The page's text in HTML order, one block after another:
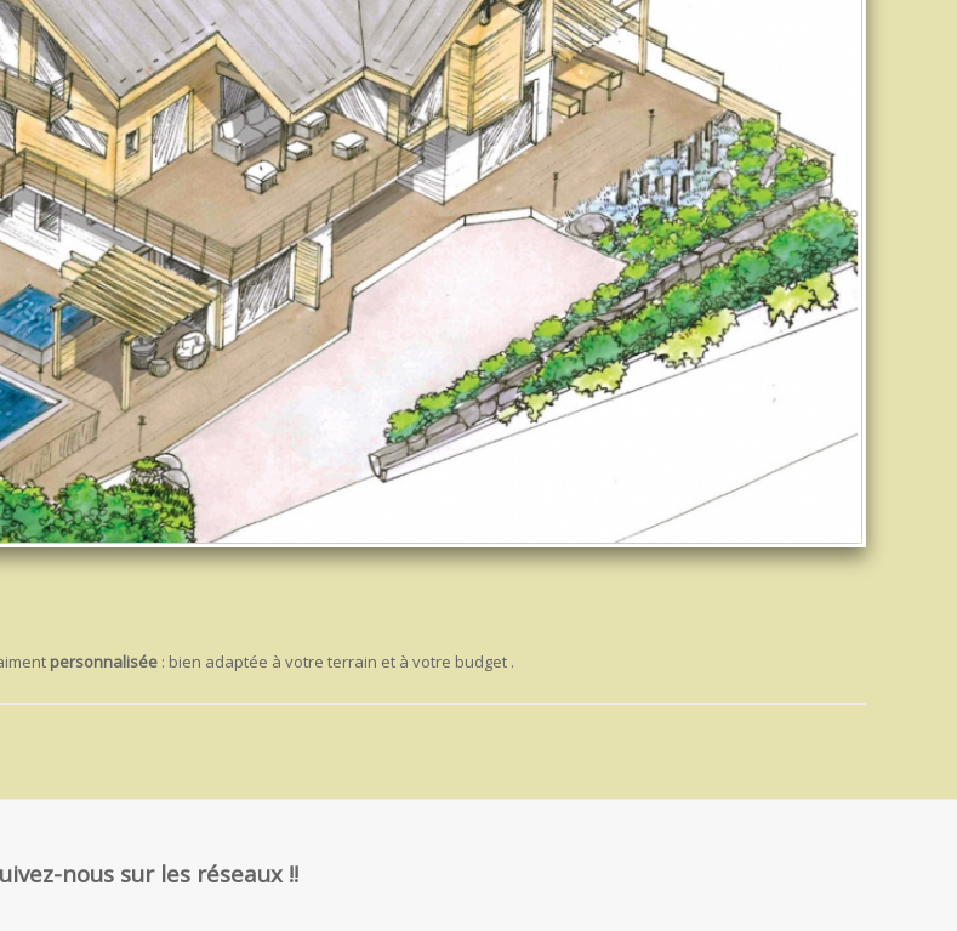
personnalisée : bien adaptée à votre terrain et à votre budget .
nous sur les réseaux !!